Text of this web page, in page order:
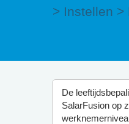
> Instellen >
De
SalarFusion op